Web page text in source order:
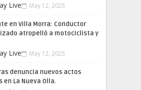
Live May 12, 2025
en Villa Morra: Conductor
atropelló a motociclista y
Live May 12, 2025
denuncia nuevos actos
en La Nueva Olla.